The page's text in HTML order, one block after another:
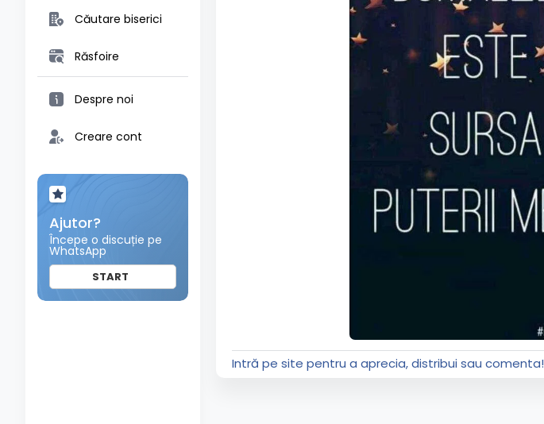
Căutare biserici
Răsfoire
Despre noi
Creare cont
Ajutor?
Începe o discuție pe
WhatsApp
START
Intră pe site pentru a aprecia, distribui sau comenta!